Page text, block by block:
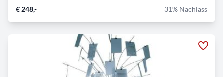
€ 248,- 31% Nachlass